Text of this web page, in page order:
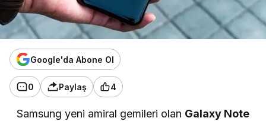
Google'da Abone Ol
0 Paylaş 4
Samsung yeni amiral gemileri olan Galaxy Note